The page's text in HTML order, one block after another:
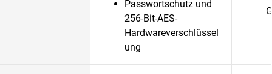
Passwortschutz und
256-Bit-AES-
Hardwareverschlüssel
ung